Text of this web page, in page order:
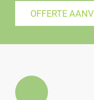
OFFERTE